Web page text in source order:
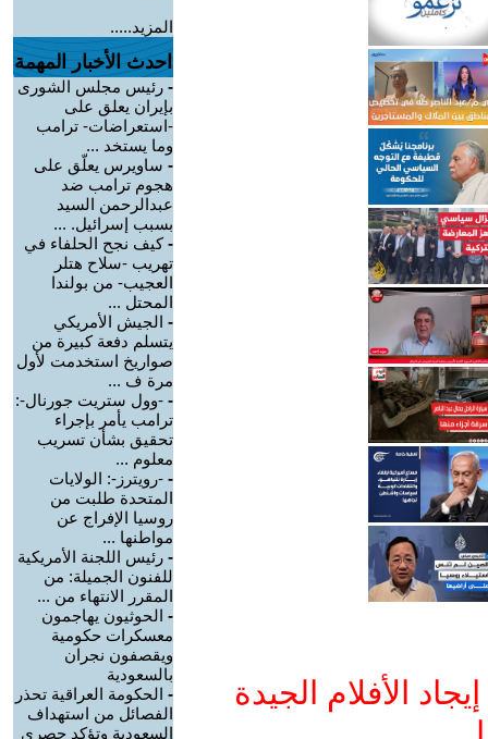
الأفلام الجيدة
المزيد.....
احدث الأخبار المهمة
- رئيس مجلس الشورى
بإيران يعلق على
-استعراضات- ترامب
وما يستخد ...
- ساويرس يعلّق على
هجوم ترامب ضد
عبدالرحمن السيد
بسبب إسرائيل. ...
-كيف نجح الحلفاء في
تهريب -سلاح هتلر
العجيب- من بولندا
المحتل ...
- الجيش الأمريكي
يتسلم دفعة كبيرة من
صواريخ استخدمت لأول
مرة ف ...
- -وول ستريت جورنال-:
ترامب يأمر بإجراء
تحقيق بشأن تسريب
معلوم ...
- -رويترز-: الولايات
المتحدة طلبت من
روسيا الإفراج عن
مواطنها ...
- رئيس اللجنة الأمريكية
للفنون الجميلة: من
المقرر الانتهاء من ...
- الحوثيون يهاجمون
معسكرات حكومية
ويقصفون نجران
بالسعودية
- الحكومة العراقية تحذر
الفصائل من استهداف
السعودية وتؤكد حصري